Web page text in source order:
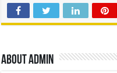
About admin